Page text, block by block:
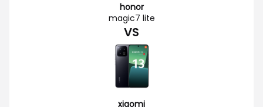
honor
magic7 lite
VS
xiaomi